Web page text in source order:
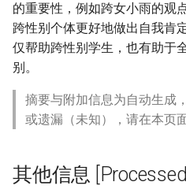
的重要性，例如跨女小雨的观
跨性别个体更好地做出自我肯
仅帮助跨性别学生，也有助于
别。
摘要与附加信息为自动生成
或遗漏（未知），请在本页
其他信息